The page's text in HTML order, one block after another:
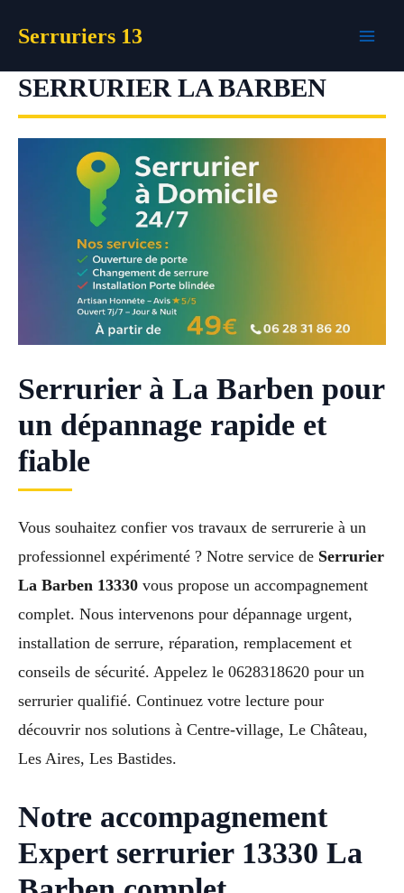
Serruriers 13
SERRURIER LA BARBEN
Serrurier à La Barben pour
un dépannage rapide et
fiable
Vous souhaitez confier vos travaux de serrurerie à un
professionnel expérimenté ? Notre service de Serrurier
La Barben 13330 vous propose un accompagnement
complet. Nous intervenons pour dépannage urgent,
installation de serrure, réparation, remplacement et
conseils de sécurité. Appelez le 0628318620 pour un
serrurier qualifié. Continuez votre lecture pour
découvrir nos solutions à Centre-village, Le Château,
Les Aires, Les Bastides.
Notre accompagnement
Expert serrurier 13330 La